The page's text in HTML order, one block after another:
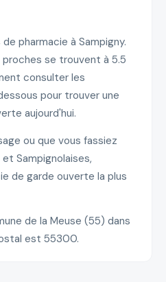
pharmacie à Sampigny.
se trouvent à 5.5
consulter les
pour trouver une
aujourd'hui.
ou que vous fassiez
Sampignolaises,
de garde ouverte la plus
de la Meuse (55) dans
est 55300.